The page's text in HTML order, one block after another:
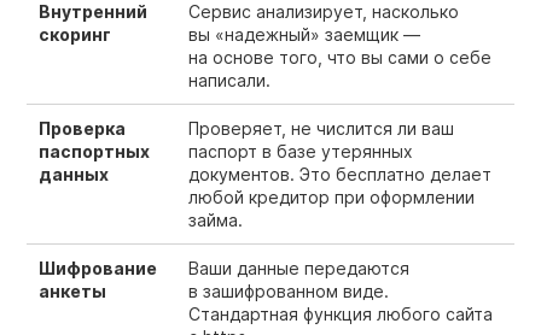
Внутренний
скоринг
Сервис анализирует, насколько
вы «надежный» заемщик —
на основе того, что вы сами о себе
написали.
Проверка
паспортных
данных
Проверяет, не числится ли ваш
паспорт в базе утерянных
документов. Это бесплатно делает
любой кредитор при оформлении
займа.
Шифрование
анкеты
Ваши данные передаются
в зашифрованном виде.
Стандартная функция любого сайта